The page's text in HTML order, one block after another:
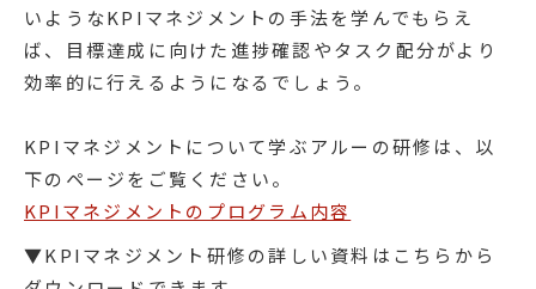
いようなKPIマネジメントの手法を学んでもらえ
ば、目標達成に向けた進捗確認やタスク配分がより
効率的に行えるようになるでしょう。
KPIマネジメントについて学ぶアルーの研修は、以
下のページをご覧ください。
KPIマネジメントのプログラム内容
▼KPIマネジメント研修の詳しい資料はこちらから